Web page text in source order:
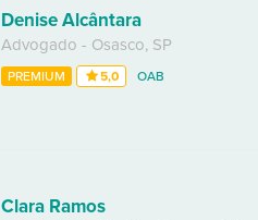
Denise Alcântara
Advogado - Osasco, SP
PREMIUM 5,0 OAB
Clara Ramos